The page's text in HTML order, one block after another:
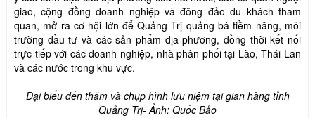
giao, cộng đồng doanh nghiệp và đông đảo du khách tham
quan, mở ra cơ hội lớn để Quảng Trị quảng bá tiềm năng, môi
trường đầu tư và các sản phẩm địa phương, đồng thời kết nối
trực tiếp với các doanh nghiệp, nhà phân phối tại Lào, Thái Lan
và các nước trong khu vực.
Đại biểu đến thăm và chụp hình lưu niệm tại gian hàng tỉnh
Quảng Trị- Ảnh: Quốc Bảo